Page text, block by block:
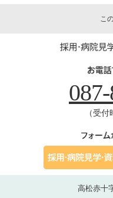
こ
（受
高松赤十